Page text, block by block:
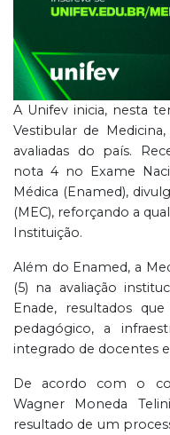
A Unifev inicia, nesta
Vestibular de
avaliadas do país.
nota 4 no Exame
Médica (Enamed),
(MEC), reforçando a
Instituição.
Além do Enamed, a
(5) na avaliação
Enade, resultados
pedagógico, a
integrado de docentes
De acordo com o
Wagner Moneda
resultado de um